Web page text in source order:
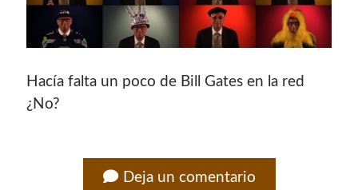
Hacía falta un poco de Bill Gates en la red
¿No?
Deja un comentario